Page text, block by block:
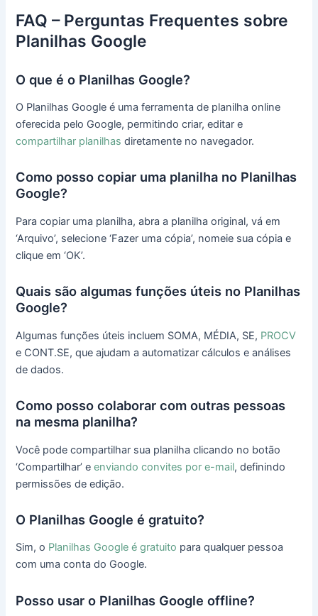
FAQ – Perguntas Frequentes sobre
Planilhas Google
O que é o Planilhas Google?
O Planilhas Google é uma ferramenta de planilha online
oferecida pelo Google, permitindo criar, editar e
compartilhar planilhas diretamente no navegador.
Como posso copiar uma planilha no Planilhas
Google?
Para copiar uma planilha, abra a planilha original, vá em
‘Arquivo’, selecione ‘Fazer uma cópia’, nomeie sua cópia e
clique em ‘OK’.
Quais são algumas funções úteis no Planilhas
Google?
Algumas funções úteis incluem SOMA, MÉDIA, SE, PROCV
e CONT.SE, que ajudam a automatizar cálculos e análises
de dados.
Como posso colaborar com outras pessoas
na mesma planilha?
Você pode compartilhar sua planilha clicando no botão
‘Compartilhar’ eenviando convites por e-mail, definindo
permissões de edição.
O Planilhas Google é gratuito?
Sim, o Planilhas Google é gratuito para qualquer pessoa
com uma conta do Google.
Posso usar o Planilhas Google offline?